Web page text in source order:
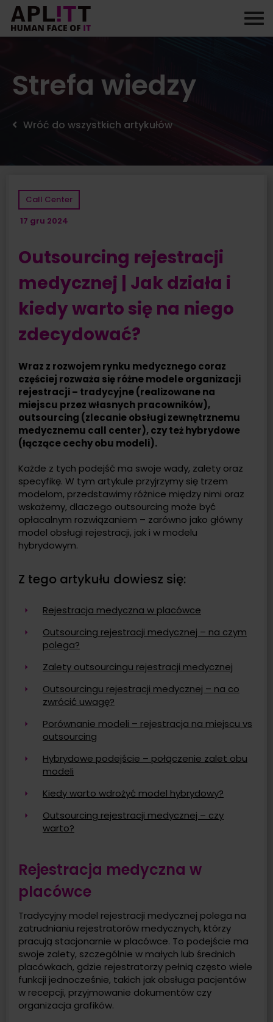
Skip
content
Strefa wiedzy
Wróć do wszystkich artykułów
Call Center
17 gru 2024
Outsourcing rejestracji
medycznej | Jak działa i
kiedy warto się na niego
zdecydować?
Wraz z rozwojem rynku medycznego coraz
częściej rozważa się różne modele organizacji
rejestracji – tradycyjne (realizowane na
miejscu przez własnych pracowników),
outsourcing (zlecanie obsługi zewnętrznemu
medycznemu call center), czy też hybrydowe
(łączące cechy obu modeli).
Każde z tych podejść ma swoje wady, zalety oraz
specyfikę. W tym artykule przyjrzymy się trzem
modelom, przedstawimy różnice między nimi oraz
wskażemy, dlaczego outsourcing może być
opłacalnym rozwiązaniem – zarówno jako główny
model obsługi rejestracji, jak i w modelu
hybrydowym.
Z tego artykułu dowiesz się:
Rejestracja medyczna w placówce
Outsourcing rejestracji medycznej – na czym
polega?
Zalety outsourcingu rejestracji medycznej
Outsourcingu rejestracji medycznej – na co
zwrócić uwagę?
Porównanie modeli – rejestracja na miejscu vs
outsourcing
Hybrydowe podejście – połączenie zalet obu
modeli
Kiedy warto wdrożyć model hybrydowy?
Outsourcing rejestracji medycznej – czy
warto?
Rejestracja medyczna w
placówce
Tradycyjny model rejestracji medycznej polega na
zatrudnianiu rejestratorów medycznych, którzy
pracują stacjonarnie w placówce. To podejście ma
swoje zalety, szczególnie w małych lub średnich
placówkach, gdzie rejestratorzy pełnią często wiele
funkcji jednocześnie, takich jak obsługa pacjentów
w recepcji, przyjmowanie dokumentów czy
organizacja grafików.